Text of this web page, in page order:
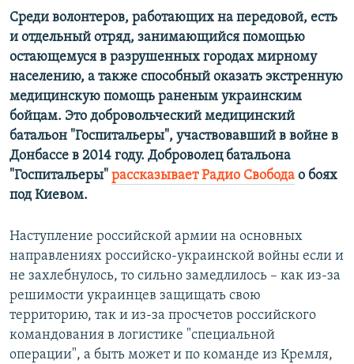
Среди волонтеров, работающих на передовой, есть
и отдельный отряд, занимающийся помощью
остающемуся в разрушенных городах мирному
населению, а также способный оказать экстренную
медицинскую помощь раненым украинским
бойцам. Это добровольческий медицинский
батальон "Госпитальеры", участвовавший в войне в
Донбассе в 2014 году. Доброволец батальона
"Госпитальеры" рассказывает Радио Свобода о боях
под Киевом.
Наступление российской армии на основных
направлениях российско-украинской войны если и
не захлебнулось, то сильно замедлилось – как из-за
решимости украинцев защищать свою
территорию, так и из-за просчетов российского
командования в логистике "специальной
операции", а быть может и по команде из Кремля,